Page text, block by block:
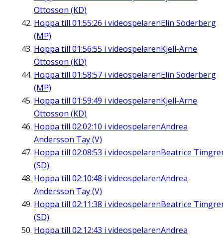
Ottosson (KD)
Hoppa till 01:55:26 i videospelarenElin Söderberg
(MP)
Hoppa till 01:56:55 i videospelarenKjell-Arne
Ottosson (KD)
Hoppa till 01:58:57 i videospelarenElin Söderberg
(MP)
Hoppa till 01:59:49 i videospelarenKjell-Arne
Ottosson (KD)
Hoppa till 02:02:10 i videospelarenAndrea
Andersson Tay (V)
Hoppa till 02:08:53 i videospelarenBeatrice
(SD)
Hoppa till 02:10:48 i videospelarenAndrea
Andersson Tay (V)
Hoppa till 02:11:38 i videospelarenBeatrice
(SD)
Hoppa till 02:12:43 i videospelarenAndrea